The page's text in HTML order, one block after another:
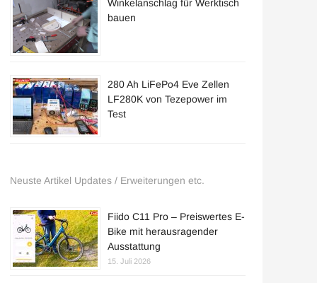
Winkelanschlag für Werktisch
bauen
280 Ah LiFePo4 Eve Zellen
LF280K von Tezepower im
Test
Neuste Artikel Updates / Erweiterungen etc.
Fiido C11 Pro – Preiswertes E-
Bike mit herausragender
Ausstattung
15. Juli 2026